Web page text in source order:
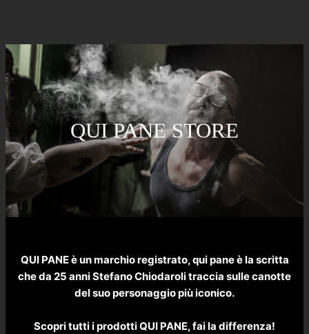
QUI PANE STORE
QUI PANE è un marchio registrato, qui pane è la scritta
che da 25 anni Stefano Chiodaroli traccia sulle canotte
del suo personaggio più iconico.
Scopri tutti i prodotti QUI PANE, fai la differenza!